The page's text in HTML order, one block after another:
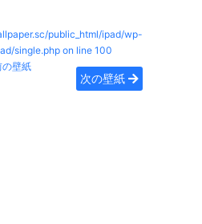
public_html/ipad/wp-
single.php on line 100
の壁紙
次の壁紙